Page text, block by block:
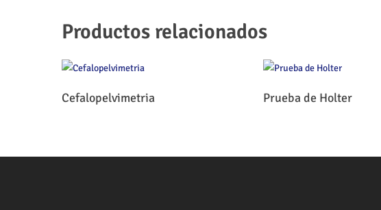
Productos relacionados
Leer Más
Cefalopelvimetria Prueba de Holter